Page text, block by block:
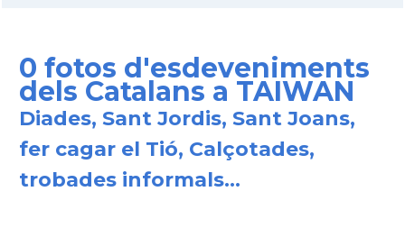
0 fotos d'esdeveniments
dels Catalans a TAIWAN
Diades, Sant Jordis, Sant Joans,
fer cagar el Tió, Calçotades,
trobades informals...